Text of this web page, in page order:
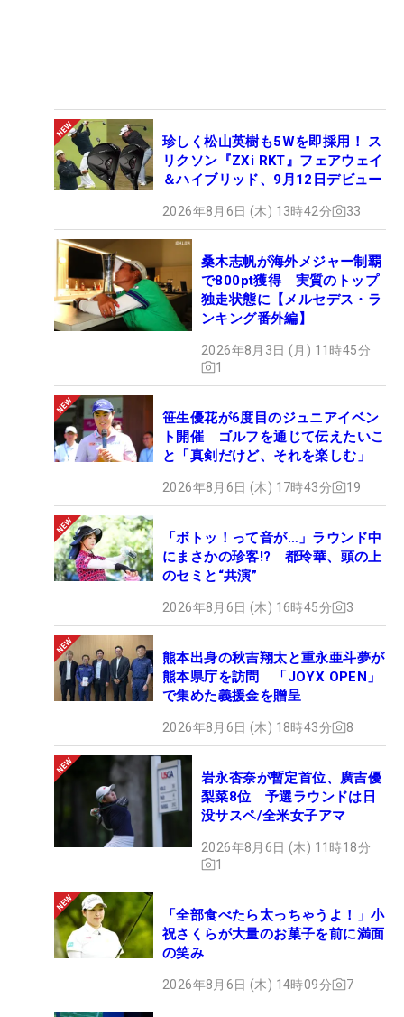
珍しく松山英樹も5Wを即採用！ ス
リクソン『ZXi RKT』フェアウェイ
＆ハイブリッド、9月12日デビュー
2026年8月6日 (木) 13時42分 33
桑木志帆が海外メジャー制覇
で800pt獲得 実質のトップ
独走状態に【メルセデス・ラ
ンキング番外編】
2026年8月3日 (月) 11時45分
1
笹生優花が6度目のジュニアイベン
ト開催 ゴルフを通じて伝えたいこ
と「真剣だけど、それを楽しむ」
2026年8月6日 (木) 17時43分 19
「ボトッ！って音が…」ラウンド中
にまさかの珍客!? 都玲華、頭の上
のセミと“共演”
2026年8月6日 (木) 16時45分 3
熊本出身の秋吉翔太と重永亜斗夢が
熊本県庁を訪問 「JOYX OPEN」
で集めた義援金を贈呈
2026年8月6日 (木) 18時43分 8
岩永杏奈が暫定首位、廣吉優
梨菜8位 予選ラウンドは日
没サスペ/全米女子アマ
2026年8月6日 (木) 11時18分
1
「全部食べたら太っちゃうよ！」小
祝さくらが大量のお菓子を前に満面
の笑み
2026年8月6日 (木) 14時09分 7